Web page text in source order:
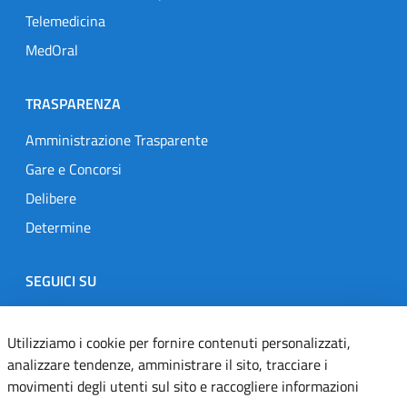
Telemedicina
MedOral
TRASPARENZA
Amministrazione Trasparente
Gare e Concorsi
Delibere
Determine
SEGUICI SU
Designers Italia
TwitterInstagramYoutubeLinkedin
Utilizziamo i cookie per fornire contenuti personalizzati,
analizzare tendenze, amministrare il sito, tracciare i
movimenti degli utenti sul sito e raccogliere informazioni